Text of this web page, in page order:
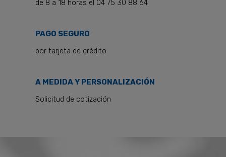
de 8 a 18 horas el 04 75 30 88 64
PAGO SEGURO
por tarjeta de crédito
A MEDIDA Y PERSONALIZACIÓN
Solicitud de cotización